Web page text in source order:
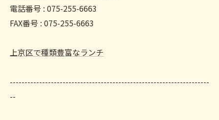
電話番号 : 075-255-6663
FAX番号 : 075-255-6663
上京区で種類豊富なランチ
--------------------------------------------------------------------
--